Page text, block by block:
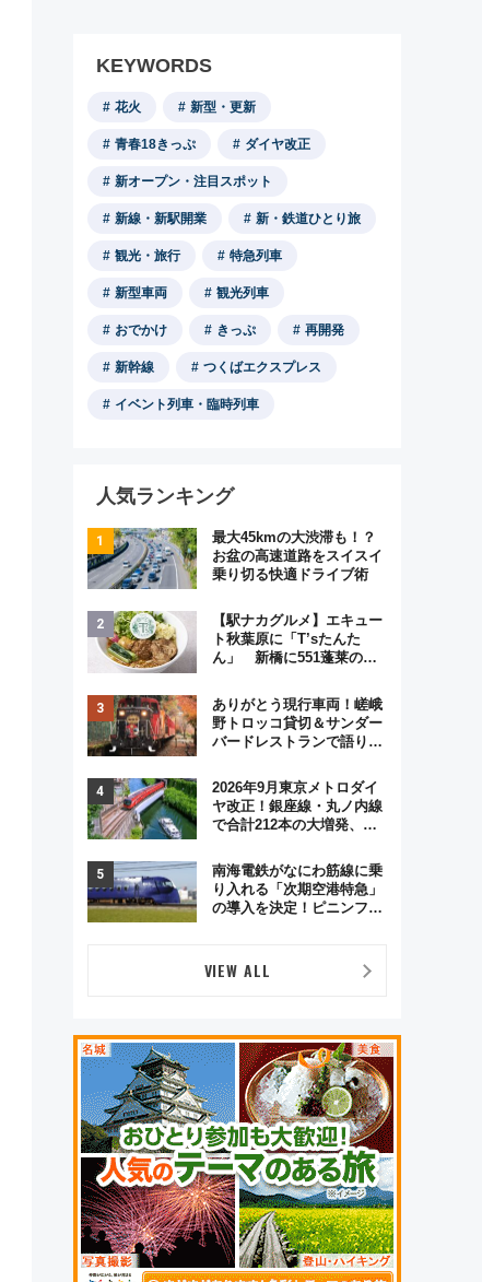
KEYWORDS
花火 新型・更新
青春18きっぷ ダイヤ改正
新オープン・注目スポット
新線・新駅開業 新・鉄道ひとり旅
観光・旅行 特急列車
新型車両 観光列車
おでかけ きっぷ 再開発
新幹線 つくばエクスプレス
イベント列車・臨時列車
人気ランキング
最大45kmの大渋滞も！？
お盆の高速道路をスイスイ
乗り切る快適ドライブ術
【駅ナカグルメ】エキュー
ト秋葉原に「T’sたんた
ん」 新橋に551蓬莱の
オムライス専門店「肉とた
まご」新グルメ続々登場！
【2026年8月】
ありがとう現行車両！嵯峨
野トロッコ貸切＆サンダー
バードレストランで語り合
原トシヒロと行く！9月13
日「京都の鉄道満喫ツア
ー」開催
2026年9月東京メトロダイ
ヤ改正！銀座線・丸ノ内線
で合計212本の大増発、混
南海電鉄がなにわ筋線に乗
り入れる「次期空港特急」
の導入を決定！ピニンファ
VIEW ALL